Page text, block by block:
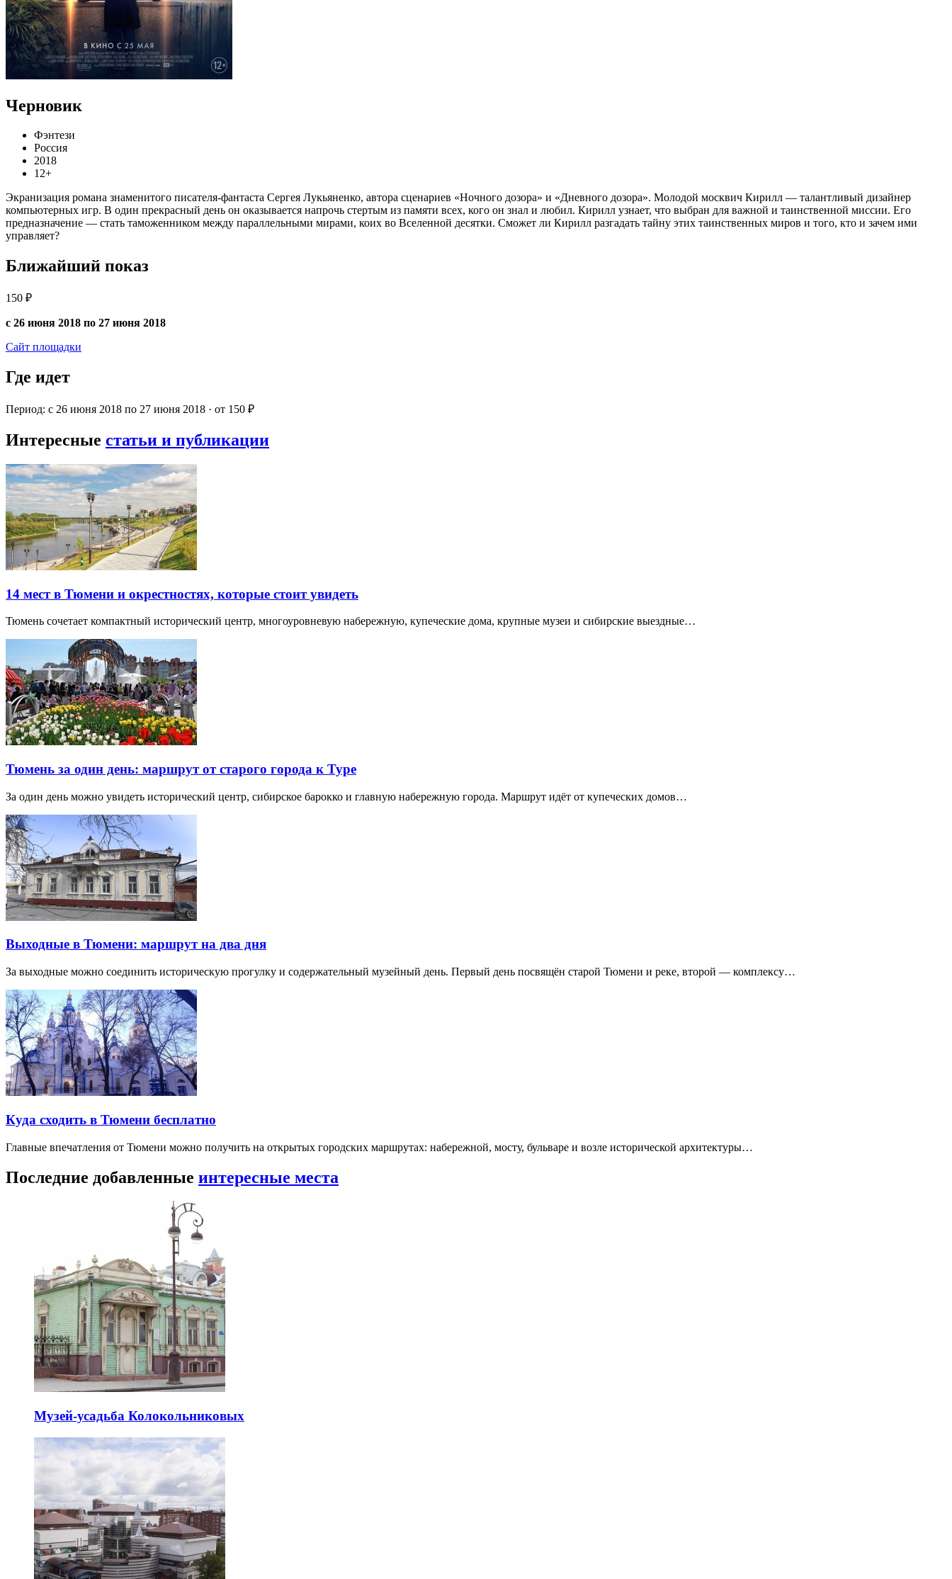
Черновик
Фэнтези
Россия
2018
12+
Экранизация романа знаменитого писателя-фантаста Сергея Лукьяненко, автора сценариев «Ночного дозора» и «Дневного дозора». Молодой москвич Кирилл — талантливый дизайнер
компьютерных игр. В один прекрасный день он оказывается напрочь стертым из памяти всех, кого он знал и любил. Кирилл узнает, что выбран для важной и таинственной миссии. Его
предназначение — стать таможенником между параллельными мирами, коих во Вселенной десятки. Сможет ли Кирилл разгадать тайну этих таинственных миров и того, кто и зачем ими
управляет?
Ближайший показ
150 ₽
с 26 июня 2018 по 27 июня 2018
Сайт площадки
Где идет
Период: с 26 июня 2018 по 27 июня 2018 · от 150 ₽
Интересные статьи и публикации
14 мест в Тюмени и окрестностях, которые стоит увидеть
Тюмень сочетает компактный исторический центр, многоуровневую набережную, купеческие дома, крупные музеи и сибирские выездные…
Тюмень за один день: маршрут от старого города к Туре
За один день можно увидеть исторический центр, сибирское барокко и главную набережную города. Маршрут идёт от купеческих домов…
Выходные в Тюмени: маршрут на два дня
За выходные можно соединить историческую прогулку и содержательный музейный день. Первый день посвящён старой Тюмени и реке, второй — комплексу…
Куда сходить в Тюмени бесплатно
Главные впечатления от Тюмени можно получить на открытых городских маршрутах: набережной, мосту, бульваре и возле исторической архитектуры…
Последние добавленные интересные места
Музей-усадьба Колокольниковых